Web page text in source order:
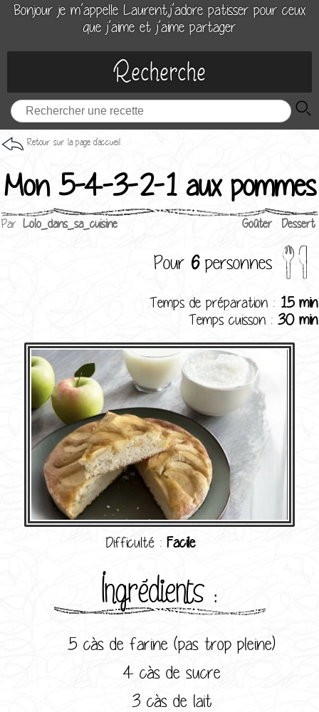
Bonjour je m’appelle Laurent,j’adore patisser pour ceux
que j’aime et j’aime partager
Recherche
Retour sur la page d'accueil
Mon 5-4-3-2-1 aux pommes
Par Lolo_dans_sa_cuisine Goûter Dessert
Pour 6personnes
Temps de préparation : 15 min
Temps cuisson : 30 min
Difficulté : Facile
Ingrédients :
5 càs de farine (pas trop pleine)
4 càs de sucre
3 càs de lait